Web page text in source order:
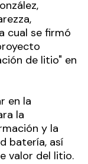
cual se firmó
de litio" en
en la
la
y la
batería, así
valor del litio.